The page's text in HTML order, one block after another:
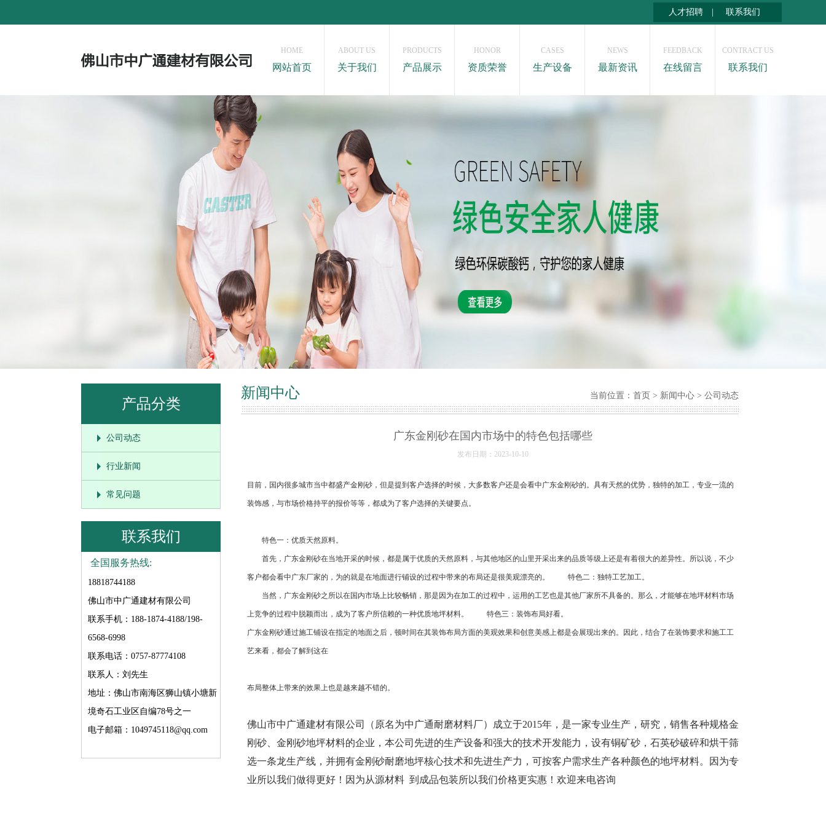
人才招聘 联系我们
HOME
网站首页
ABOUT US
关于我们
PRODUCTS
产品展示
HONOR
资质荣誉
CASES
生产设备
NEWS
最新资讯
FEEDBACK
在线留言
CONTRACT US
联系我们
产品分类
公司动态
行业新闻
常见问题
联系我们
全国服务热线:
18818744188
佛山市中广通建材有限公司
联系手机：188-1874-4188/198-
6568-6998
联系电话：0757-87774108
联系人：刘先生
地址：佛山市南海区狮山镇小塘新
境奇石工业区自编78号之一
电子邮箱：1049745118@qq.com
新闻中心 当前位置： 首页 > 新闻中心 > 公司动态
广东金刚砂在国内市场中的特色包括哪些
发布日期：2023-10-10
目前，国内很多城市当中都盛产金刚砂，但是提到客户选择的时候，大多数客户还是会看中广东金刚砂的。具有天然的优势，独特的加工，专业一流的
装饰感，与市场价格持平的报价等等，都成为了客户选择的关键要点。
特色一：优质天然原料。
首先，广东金刚砂在当地开采的时候，都是属于优质的天然原料，与其他地区的山里开采出来的品质等级上还是有着很大的差异性。所以说，不少
客户都会看中广东厂家的，为的就是在地面进行铺设的过程中带来的布局还是很美观漂亮的。 特色二：独特工艺加工。
当然，广东金刚砂之所以在国内市场上比较畅销，那是因为在加工的过程中，运用的工艺也是其他厂家所不具备的。那么，才能够在地坪材料市场
上竞争的过程中脱颖而出，成为了客户所信赖的一种优质地坪材料。 特色三：装饰布局好看。
广东金刚砂通过施工铺设在指定的地面之后，顿时间在其装饰布局方面的美观效果和创意美感上都是会展现出来的。因此，结合了在装饰要求和施工工
艺来看，都会了解到这在
布局整体上带来的效果上也是越来越不错的。
佛山市中广通建材有限公司（原名为中广通耐磨材料厂）成立于2015年，是一家专业生产，研究，销售各种规格金
刚砂、金刚砂地坪材料的企业，本公司先进的生产设备和强大的技术开发能力，设有铜矿砂，石英砂破碎和烘干筛
选一条龙生产线，并拥有金刚砂耐磨地坪核心技术和先进生产力，可按客户需求生产各种颜色的地坪材料。因为专
业所以我们做得更好！因为从源材料 到成品包装所以我们价格更实惠！欢迎来电咨询